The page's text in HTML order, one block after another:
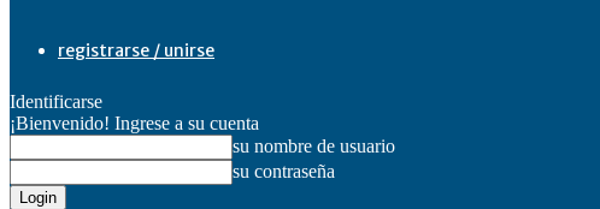
registrarse / unirse
Identificarse
¡Bienvenido! Ingrese a su cuenta
su nombre de usuario
su contraseña